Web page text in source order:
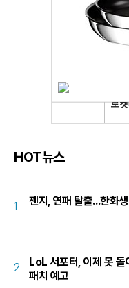
HOT뉴스
1 젠지, 연패 탈출...한화
2
LoL 서포터, 이제 못
패치 예고